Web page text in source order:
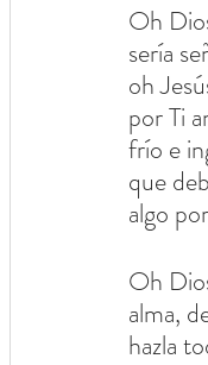
Oh
sería
oh
por Ti
frío e
que
algo
Oh
alma,
hazla